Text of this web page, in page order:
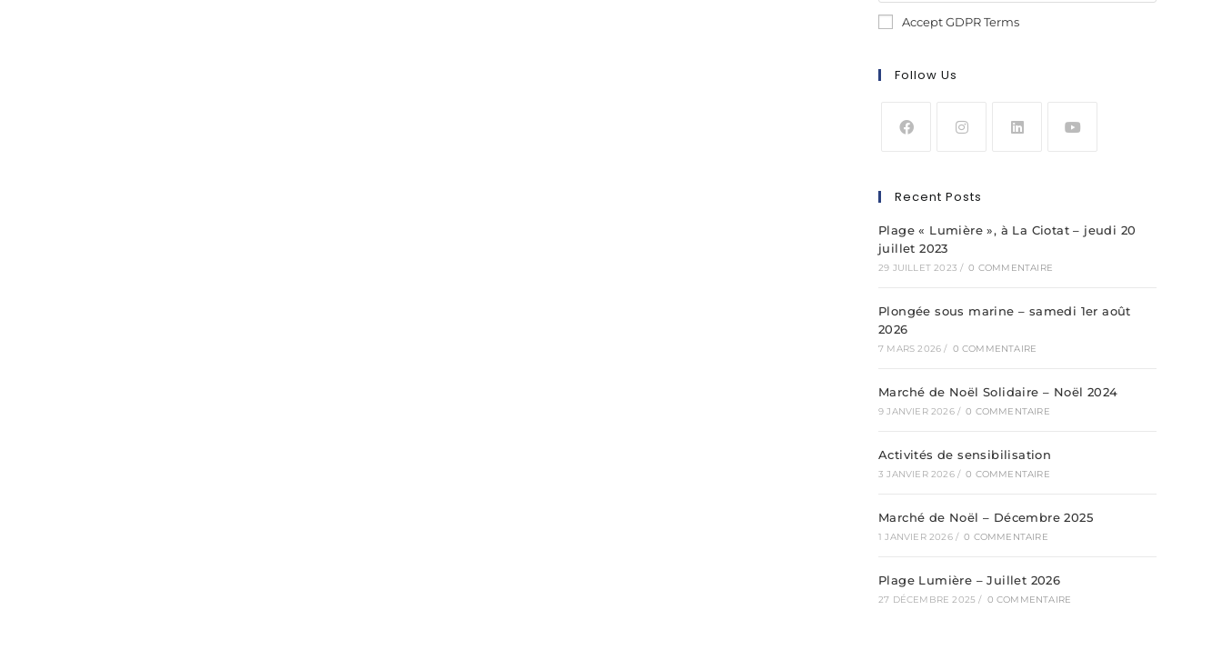
Accept GDPR Terms
Follow Us
Recent Posts
Plage « Lumière », à La Ciotat – jeudi 20
juillet 2023
29 JUILLET 2023 / 0 COMMENTAIRE
Plongée sous marine – samedi 1er août
2026
7 MARS 2026 / 0 COMMENTAIRE
Marché de Noël Solidaire – Noël 2024
9 JANVIER 2026 / 0 COMMENTAIRE
Activités de sensibilisation
3 JANVIER 2026 / 0 COMMENTAIRE
Marché de Noël – Décembre 2025
1 JANVIER 2026 / 0 COMMENTAIRE
Plage Lumière – Juillet 2026
27 DÉCEMBRE 2025 / 0 COMMENTAIRE